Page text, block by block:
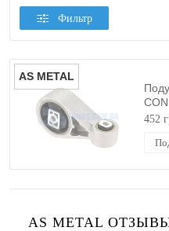
Фильтр
AS METAL
452
AS METAL